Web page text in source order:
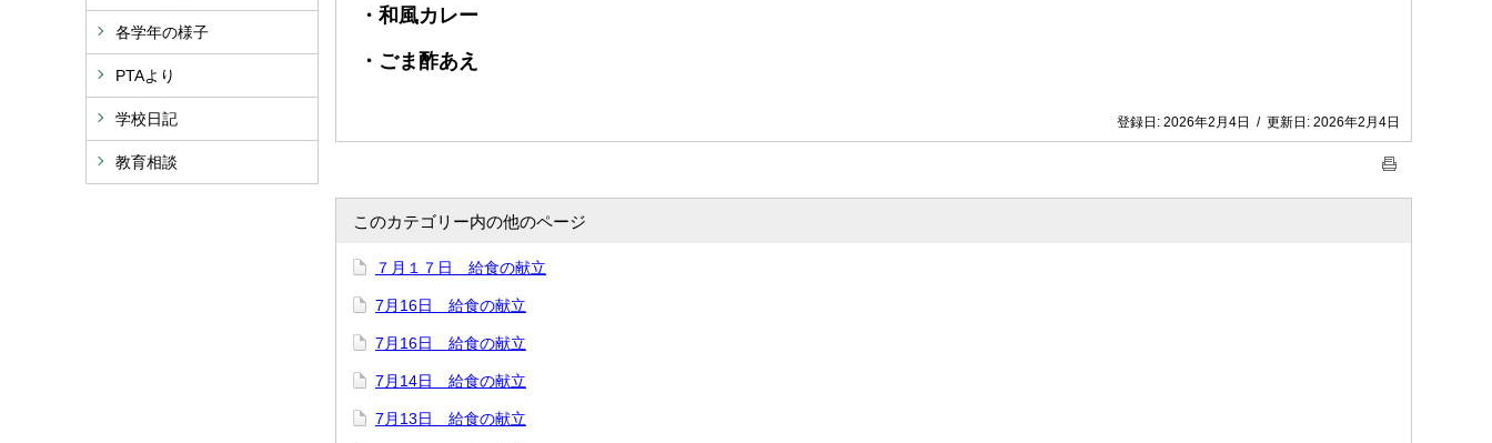
各学年の様子
PTAより
学校日記
教育相談
・和風カレー
・ごま酢あえ
登録日: 2026年2月4日 / 更新日: 2026年2月4日
このカテゴリー内の他のページ
７月１７日 給食の献立
7月16日 給食の献立
7月16日 給食の献立
7月14日 給食の献立
7月13日 給食の献立